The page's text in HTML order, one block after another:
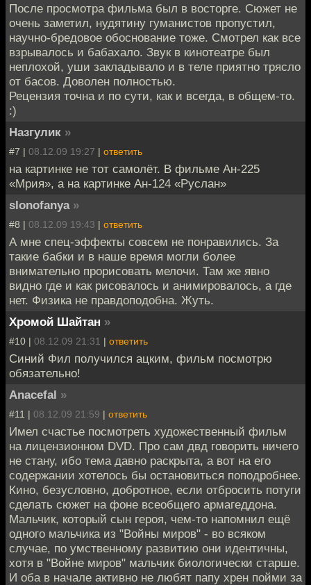
После просмотра фильма был в восторге. Сюжет не
очень заметил, нудятину гуманистов пропустил,
научно-бредовое обоснование тоже. Смотрел как все
взрывалось и бабахало. Звук в кинотеатре был
неплохой, уши закладывало и в теле приятно трясло
от басов. Доволен полностью.
Рецензия точна и по сути, как и всегда, в общем-то.
:)
Назгулик »
#7 | 08.12.09 19:27 | ответить
на картинке не тот самолёт. В фильме Ан-225
«Мрия», а на картинке Ан-124 «Руслан»
slonofanya »
#8 | 08.12.09 19:43 | ответить
А мне спец-эффекты совсем не понравились. За
такие бабки и в наше время могли более
внимательно прорисовать мелочи. Там же явно
видно где и как рисовалось и анимировалось, а где
нет. Физика не правдоподобна. Жуть.
Хромой Шайтан »
#10 | 08.12.09 21:31 | ответить
Синий Фил получился ацким, фильм посмотрю
обязательно!
Anacefal »
#11 | 08.12.09 21:59 | ответить
Имел счастье посмотреть художественный фильм
на лицензионном DVD. Про сам двд говорить ничего
не стану, ибо тема давно раскрыта, а вот на его
содержании хотелось бы остановиться поподробнее.
Кино, безусловно, добротное, если отбросить потуги
сделать сюжет на фоне всеобщего армагеддона.
Мальчик, который сын героя, чем-то напомнил ещё
одного мальчика из "Войны миров" - во всяком
случае, по умственному развитию они идентичны,
хотя в "Войне миров" мальчик биологически старше.
И оба в начале активно не любят папу хрен пойми за